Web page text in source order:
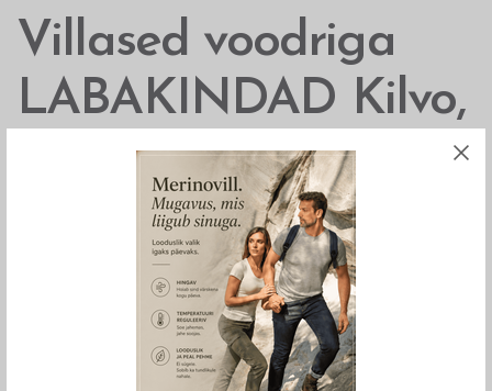
Villased voodriga
LABAKINDAD Kilvo,
tumehall, Börjesson
Soojad kootud villased voodriga labakindad
hoiavad käed soojas ka külmade tuuliste
Materjal: 80% lambavill, 20% nailon.